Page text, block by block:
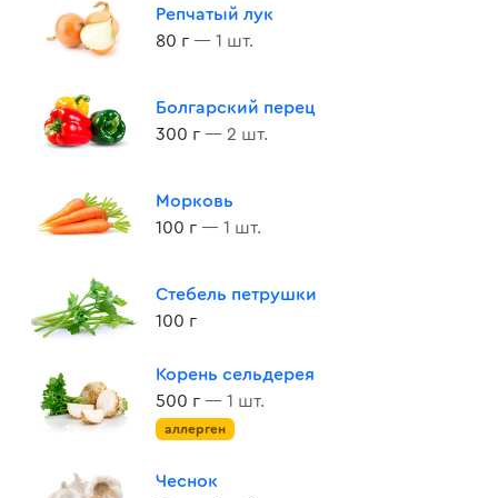
Репчатый лук
80 г — 1 шт.
Болгарский перец
300 г — 2 шт.
Морковь
100 г — 1 шт.
Стебель петрушки
100 г
Корень сельдерея
500 г — 1 шт.
аллерген
Чеснок